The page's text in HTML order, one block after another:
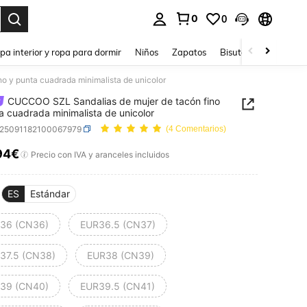
0 0
interior y ropa para dormir Niños Zapatos Bisutería Y
y punta cuadrada minimalista de unicolor
CUCCOO SZL Sandalias de mujer de tacón fino
cuadrada minimalista de unicolor
(4 Comentarios)
AND AVAILABILITY
Precio con IVA y aranceles incluidos
ES Estándar
(CN36) EUR36.5 (CN37)
(CN38) EUR38 (CN39)
(CN40) EUR39.5 (CN41)